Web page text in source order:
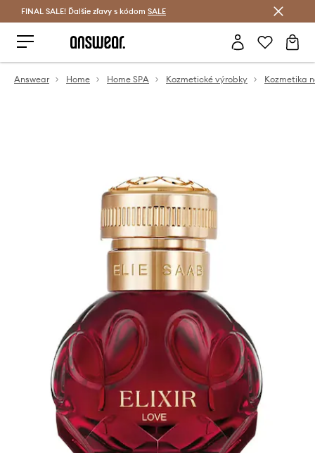
Šetrite s Answear Club >
FINAL SALE! Ďalšie zľavy s kódom SALE
Answear Home Home SPA Kozmetické výrobky Kozmetika